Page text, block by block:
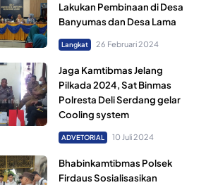
Lakukan Pembinaan di Desa
Banyumas dan Desa Lama
Langkat 26 Februari 2024
Jaga Kamtibmas Jelang
Pilkada 2024, Sat Binmas
Polresta Deli Serdang gelar
Cooling system
ADVETORIAL 10 Juli 2024
Bhabinkamtibmas Polsek
Firdaus Sosialisasikan